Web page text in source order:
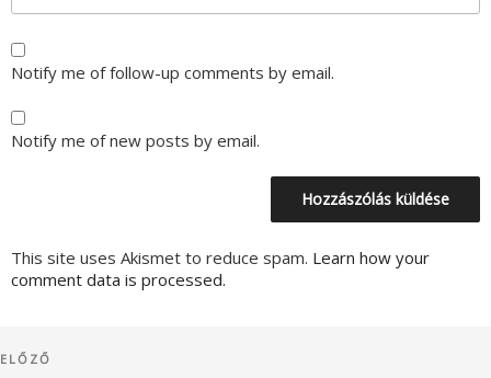
Notify me of follow-up comments by email.
Notify me of new posts by email.
This site uses Akismet to reduce spam. Learn how your
comment data is processed.
Korábbi
ELŐZŐ